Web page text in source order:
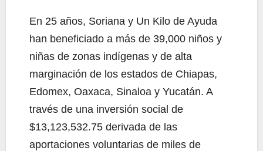
En 25 años, Soriana y Un Kilo de Ayuda
han beneficiado a más de 39,000 niños y
niñas de zonas indígenas y de alta
marginación de los estados de Chiapas,
Edomex, Oaxaca, Sinaloa y Yucatán. A
través de una inversión social de
$13,123,532.75 derivada de las
aportaciones voluntarias de miles de